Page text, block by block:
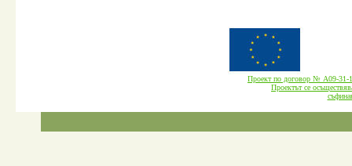
Проект по договор № А09-
Проектът се